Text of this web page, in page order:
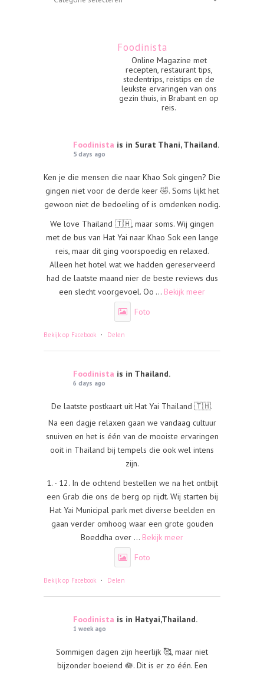
Foodinista
Online Magazine met
recepten, restaurant tips,
stedentrips, reistips en de
leukste ervaringen van ons
gezin thuis, in Brabant en op
reis.
Foodinista is in Surat Thani, Thailand.
5 days ago
Ken je die mensen die naar Khao Sok gingen? Die
gingen niet voor de derde keer 🤣. Soms lijkt het
gewoon niet de bedoeling of is omdenken nodig.
We love Thailand 🇹🇭, maar soms. Wij gingen
met de bus van Hat Yai naar Khao Sok een lange
reis, maar dit ging voorspoedig en relaxed.
Alleen het hotel wat we hadden gereserveerd
had de laatste maand nier de beste reviews dus
een slecht voorgevoel. Oo ... Bekijk meer
Foto
Bekijk op Facebook · Delen
Foodinista is in Thailand.
6 days ago
De laatste postkaart uit Hat Yai Thailand 🇹🇭.
Na een dagje relaxen gaan we vandaag cultuur
snuiven en het is één van de mooiste ervaringen
ooit in Thailand bij tempels die ook wel intens
zijn.
1. - 12. In de ochtend bestellen we na het ontbijt
een Grab die ons de berg op rijdt. Wij starten bij
Hat Yai Municipal park met diverse beelden en
gaan verder omhoog waar een grote gouden
Boeddha over ... Bekijk meer
Foto
Bekijk op Facebook · Delen
Foodinista is in Hatyai,Thailand.
1 week ago
Sommigen dagen zijn heerlijk 🥰, maar niet
bijzonder boeiend 🪷. Dit is er zo één. Een